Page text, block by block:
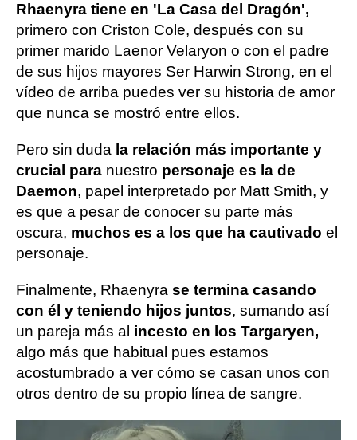
Rhaenyra tiene en 'La Casa del Dragón',
primero con Criston Cole, después con su
primer marido Laenor Velaryon o con el padre
de sus hijos mayores Ser Harwin Strong, en el
vídeo de arriba puedes ver su historia de amor
que nunca se mostró entre ellos.
Pero sin duda la relación más importante y
crucial para nuestro personaje es la de
Daemon, papel interpretado por Matt Smith, y
es que a pesar de conocer su parte más
oscura, muchos es a los que ha cautivado el
personaje.
Finalmente, Rhaenyra se termina casando
con él y teniendo hijos juntos, sumando así
un pareja más al incesto en los Targaryen,
algo más que habitual pues estamos
acostumbrado a ver cómo se casan unos con
otros dentro de su propio línea de sangre.